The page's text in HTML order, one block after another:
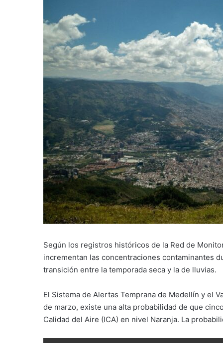
Según los registros históricos de la Red de
incrementan las concentraciones contaminantes
transición entre la temporada seca y la de lluvias.
El Sistema de Alertas Temprana de Medellín y el
de marzo, existe una alta probabilidad de que
Calidad del Aire (ICA) en nivel Naranja. La